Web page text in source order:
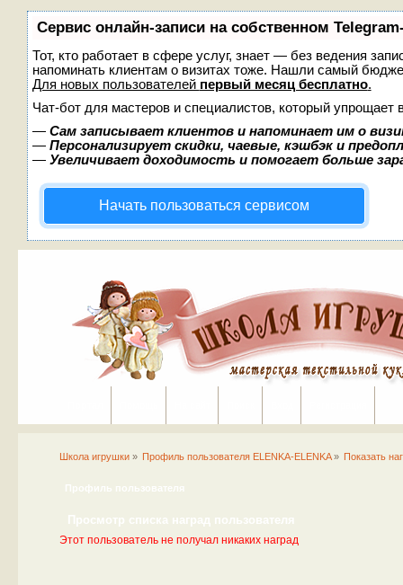
Сервис онлайн-записи на собственном
Тот, кто работает в сфере услуг, знает — без ведения
напоминать клиентам о визитах тоже. Нашли самый
Для новых пользователей первый месяц бесплатно.
Чат-бот для мастеров и специалистов, который упрощает
— Сам записывает клиентов и напоминает им о
— Персонализирует скидки, чаевые, кэшбэк и
— Увеличивает доходимость и помогает больше
Начать пользоваться сервисом
Школа игрушки» Профиль пользователя ELENKA-ELENKA» Показать
Профиль пользователя
Просмотр списка наград пользователя
Этот пользователь не получал никаких наград